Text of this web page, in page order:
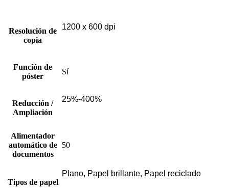
Resolución de
copia
1200 x 600 dpi
Función de
póster
Sí
Reducción /
Ampliación
25%-400%
Alimentador
automático de
documentos
50
Tipos de papel
Plano, Papel brillante, Papel reciclado